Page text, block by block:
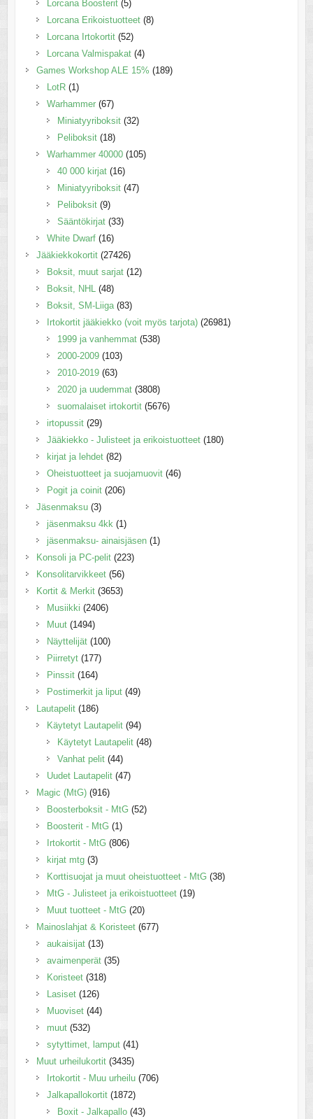
Lorcana Boosterit (5)
Lorcana Erikoistuotteet (8)
Lorcana Irtokortit (52)
Lorcana Valmispakat (4)
Games Workshop ALE 15% (189)
LotR (1)
Warhammer (67)
Miniatyyriboksit (32)
Peliboksit (18)
Warhammer 40000 (105)
40 000 kirjat (16)
Miniatyyriboksit (47)
Peliboksit (9)
Sääntökirjat (33)
White Dwarf (16)
Jääkiekkokortit (27426)
Boksit, muut sarjat (12)
Boksit, NHL
(48)
Boksit, SM-Liiga (83)
Irtokortit jääkiekko (voit myös tarjota) (26981)
1999 ja vanhemmat (538)
2000-2009 (103)
2010-2019 (63)
2020 ja uudemmat (3808)
suomalaiset irtokortit (5676)
irtopussit (29)
Jääkiekko - Julisteet ja erikoistuotteet (180)
kirjat ja lehdet (82)
Oheistuotteet ja suojamuovit (46)
Pogit ja coinit (206)
Jäsenmaksu (3)
jäsenmaksu 4kk (1)
jäsenmaksu- ainaisjäsen (1)
Konsoli ja PC-pelit (223)
Konsolitarvikkeet (56)
Kortit & Merkit (3653)
Musiikki (2406)
Muut (1494)
Näyttelijät (100)
Piirretyt (177)
Pinssit (164)
Postimerkit ja liput (49)
Lautapelit (186)
Käytetyt Lautapelit (94)
Käytetyt Lautapelit (48)
Vanhat pelit (44)
Uudet Lautapelit (47)
Magic (MtG) (916)
Boosterboksit - MtG (52)
Boosterit - MtG (1)
Irtokortit - MtG (806)
kirjat mtg (3)
Korttisuojat ja muut oheistuotteet - MtG (38)
MtG - Julisteet ja erikoistuotteet (19)
Muut tuotteet - MtG (20)
Mainoslahjat & Koristeet (677)
aukaisijat (13)
avaimenperät (35)
Koristeet (318)
Lasiset (126)
Muoviset (44)
muut (532)
sytyttimet, lamput (41)
Muut urheilukortit (3435)
Irtokortit - Muu urheilu (706)
Jalkapallokortit (1872)
Boxit - Jalkapallo (43)